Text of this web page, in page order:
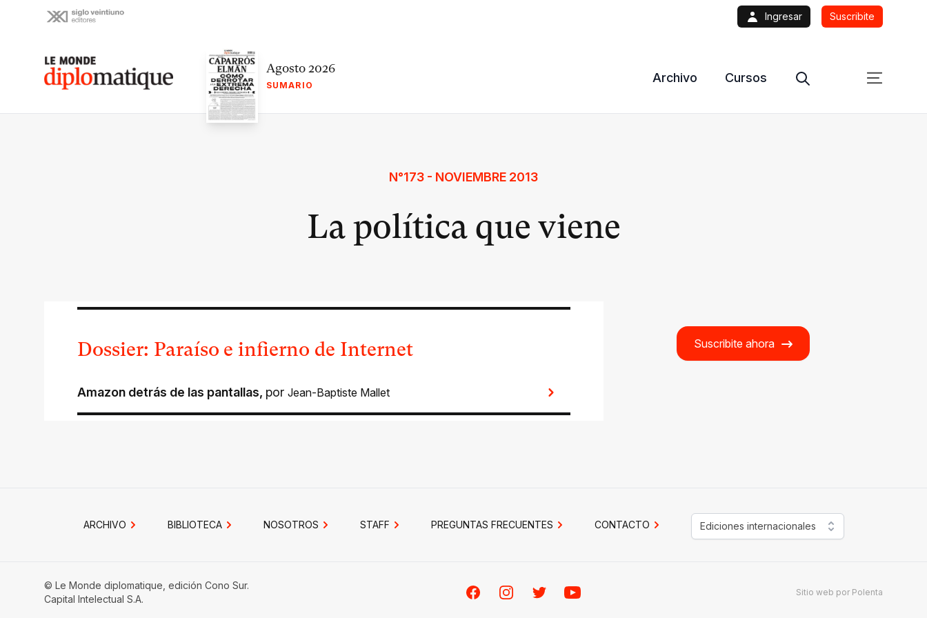
Ingresar Suscribite
Le monde diplomatique Agosto 2026
SUMARIO
Archivo Cursos
N°173 - NOVIEMBRE 2013
La política que viene
Suscribite ahora
Dossier: Paraíso e infierno de Internet
Amazon detrás de las pantallas, por Jean-Baptiste Mallet
ARCHIVO BIBLIOTECA NOSOTROS STAFF PREGUNTAS FRECUENTES CONTACTO Ediciones internacionales
© Le Monde diplomatique, edición Cono Sur.
Capital Intelectual S.A.
FacebookInstagramTwitterYoutube Sitio web por Polenta